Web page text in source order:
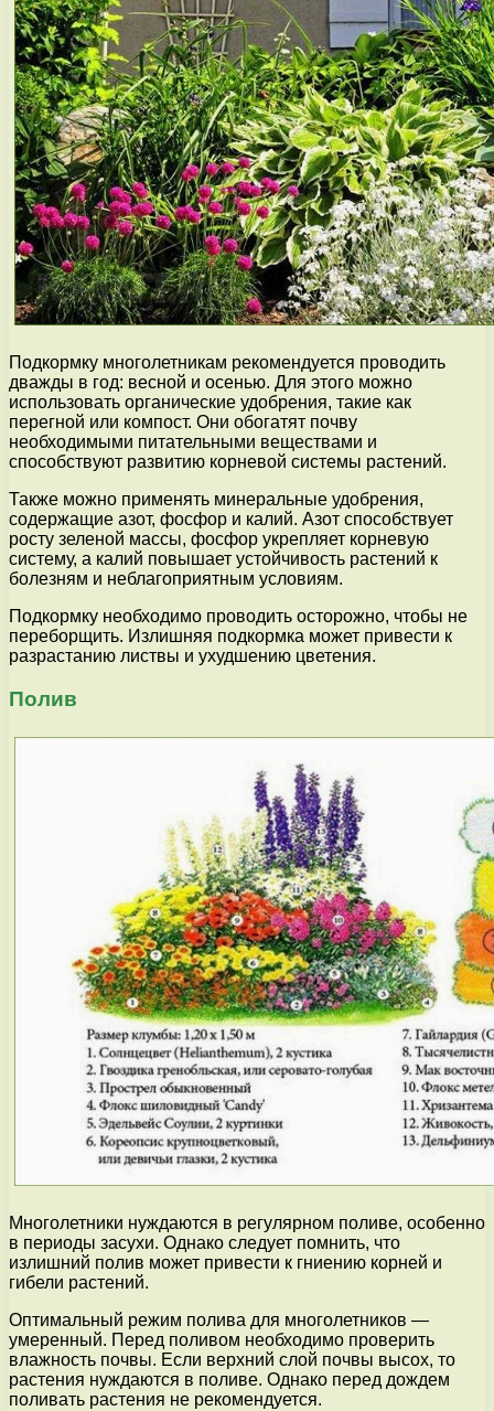
Подкормку многолетникам рекомендуется проводить
дважды в год: весной и осенью. Для этого можно
использовать органические удобрения, такие как
перегной или компост. Они обогатят почву
необходимыми питательными веществами и
способствуют развитию корневой системы растений.
Также можно применять минеральные удобрения,
содержащие азот, фосфор и калий. Азот способствует
росту зеленой массы, фосфор укрепляет корневую
систему, а калий повышает устойчивость растений к
болезням и неблагоприятным условиям.
Подкормку необходимо проводить осторожно, чтобы не
переборщить. Излишняя подкормка может привести к
разрастанию листвы и ухудшению цветения.
Полив
Многолетники нуждаются в регулярном поливе, особенно
в периоды засухи. Однако следует помнить, что
излишний полив может привести к гниению корней и
гибели растений.
Оптимальный режим полива для многолетников —
умеренный. Перед поливом необходимо проверить
влажность почвы. Если верхний слой почвы высох, то
растения нуждаются в поливе. Однако перед дождем
поливать растения не рекомендуется.